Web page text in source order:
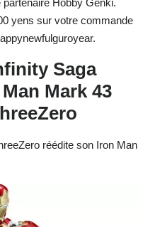
Hobby Genki.
yens sur votre commande
Saga
Mark 43
réédite son Iron Man